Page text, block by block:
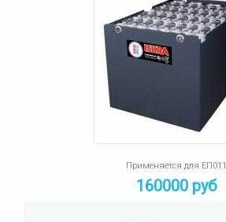
Применяется для ЕП011
160000 руб